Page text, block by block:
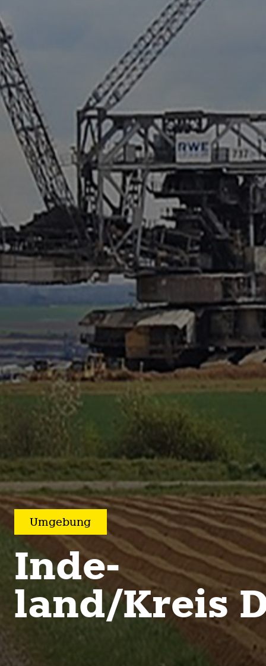
Umge­bung
Inde­
land/Kreis